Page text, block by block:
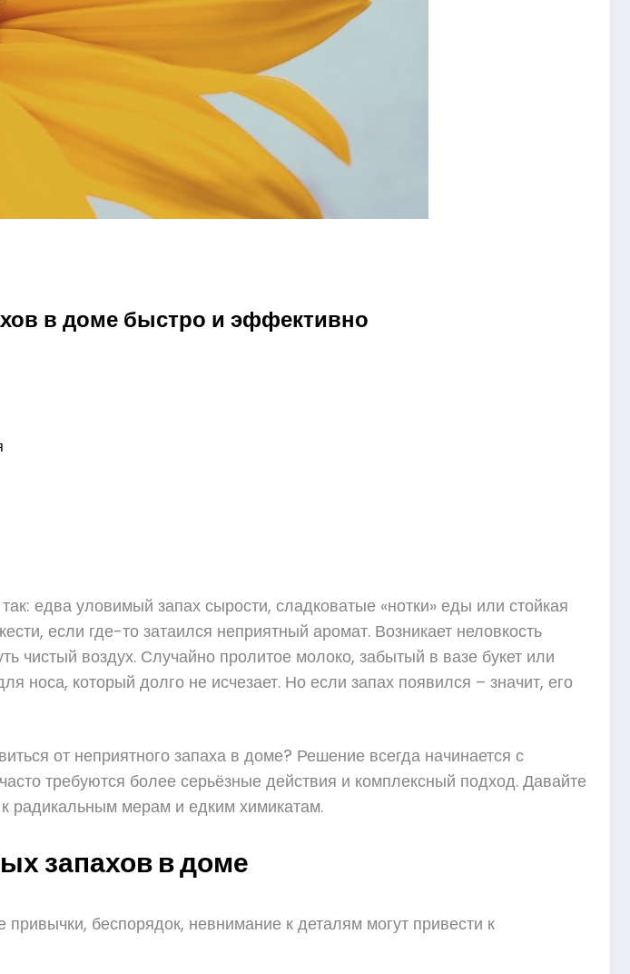
в доме быстро и эффективно
едва уловимый запах сырости, сладковатые «нотки» еды или стойкая
если где-то затаился неприятный аромат. Возникает неловкость
чистый воздух. Случайно пролитое молоко, забытый в вазе букет или
носа, который долго не исчезает. Но если запах появился – значит, его
от неприятного запаха в доме? Решение всегда начинается с
требуются более серьёзные действия и комплексный подход. Давайте
радикальным мерам и едким химикатам.
запахов в доме
беспорядок, невнимание к деталям могут привести к